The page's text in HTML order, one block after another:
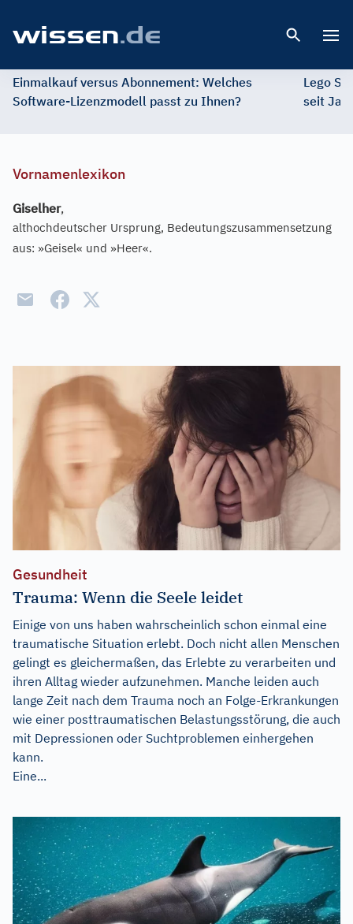
Einmalkauf versus Abonnement: Welches
Software-Lizenzmodell passt zu Ihnen?
Lego
seit
Vornamenlexikon
Giselher,
althochdeutscher Ursprung, Bedeutungszusammensetzung
aus: »Geisel« und »Heer«.
Gesundheit
Trauma: Wenn die Seele leidet
Einige von uns haben wahrscheinlich schon einmal eine
traumatische Situation erlebt. Doch nicht allen Menschen
gelingt es gleichermaßen, das Erlebte zu verarbeiten und
ihren Alltag wieder aufzunehmen. Manche leiden auch
lange Zeit nach dem Trauma noch an Folge-Erkrankungen
wie einer posttraumatischen Belastungsstörung, die auch
mit Depressionen oder Suchtproblemen einhergehen
kann.
Eine...